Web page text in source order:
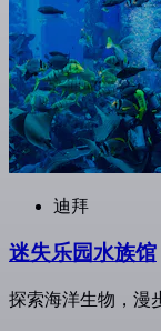
迪拜
迷失乐园水族馆
探索海洋生物，漫